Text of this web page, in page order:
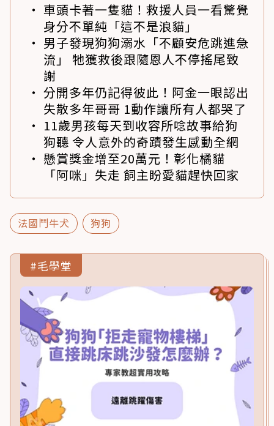
車頭卡著一隻貓！救援人員一看驚覺
身分不單純「這不是浪貓」
男子發現狗狗溺水「不顧安危跳進急
流」 牠獲救後跟隨恩人不停搖尾致
謝
分開多年仍記得彼此！阿金一眼認出
失散多年哥哥 1動作讓所有人都哭了
11歲男孩每天到收容所唸故事給狗
狗聽 令人意外的奇蹟發生感動全網
懸賞獎金增至20萬元！彰化橘貓
「阿咪」失走 飼主盼愛貓趕快回家
法國鬥牛犬 狗狗
#毛學堂